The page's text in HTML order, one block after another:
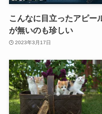
こんなに目立ったアピー
が無いのも珍しい
2023年3月17日